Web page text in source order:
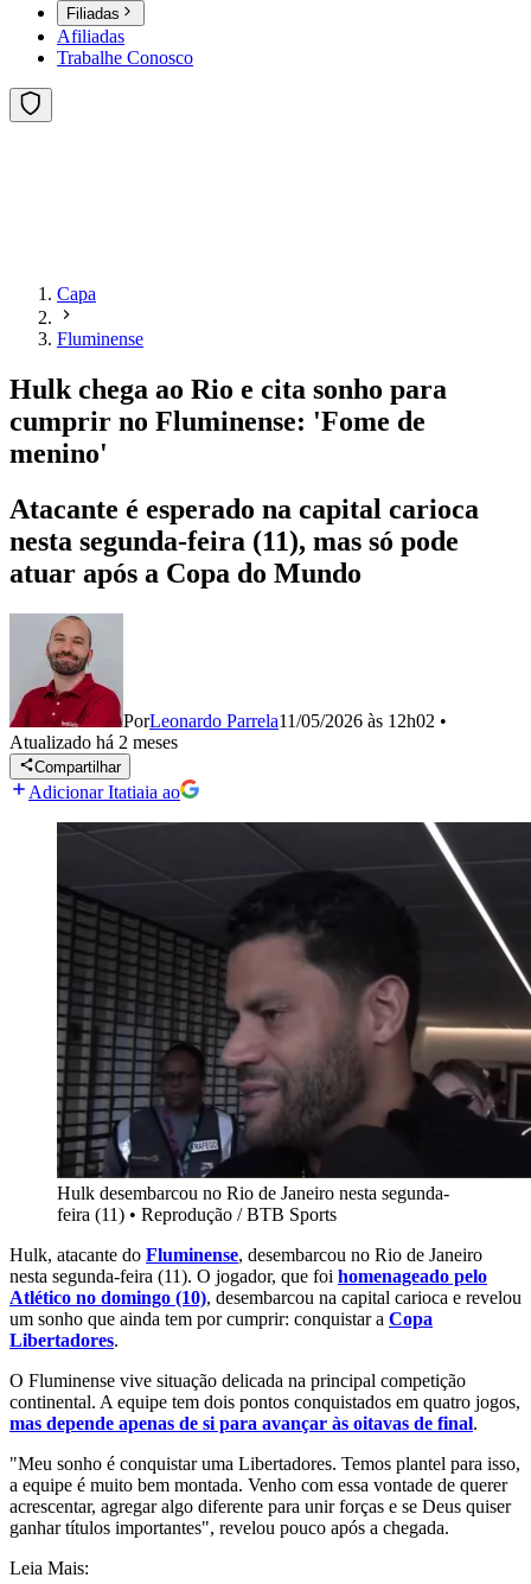
Filiadas
Afiliadas
Trabalhe Conosco
Capa
Fluminense
Hulk chega ao Rio e cita sonho para
cumprir no Fluminense: 'Fome de
menino'
Atacante é esperado na capital carioca
nesta segunda-feira (11), mas só pode
atuar após a Copa do Mundo
PorLeonardo Parrela11/05/2026 às 12h02 •
Atualizado há 2 meses
Compartilhar
Adicionar Itatiaia ao
Hulk desembarcou no Rio de Janeiro nesta segunda-
feira (11) • Reprodução / BTB Sports
Hulk, atacante do Fluminense, desembarcou no Rio de Janeiro
nesta segunda-feira (11). O jogador, que foi homenageado pelo
Atlético no domingo (10), desembarcou na capital carioca e revelou
um sonho que ainda tem por cumprir: conquistar a Copa
Libertadores.
O Fluminense vive situação delicada na principal competição
continental. A equipe tem dois pontos conquistados em quatro jogos,
mas depende apenas de si para avançar às oitavas de final.
"Meu sonho é conquistar uma Libertadores. Temos plantel para isso,
a equipe é muito bem montada. Venho com essa vontade de querer
acrescentar, agregar algo diferente para unir forças e se Deus quiser
ganhar títulos importantes", revelou pouco após a chegada.
Leia Mais: